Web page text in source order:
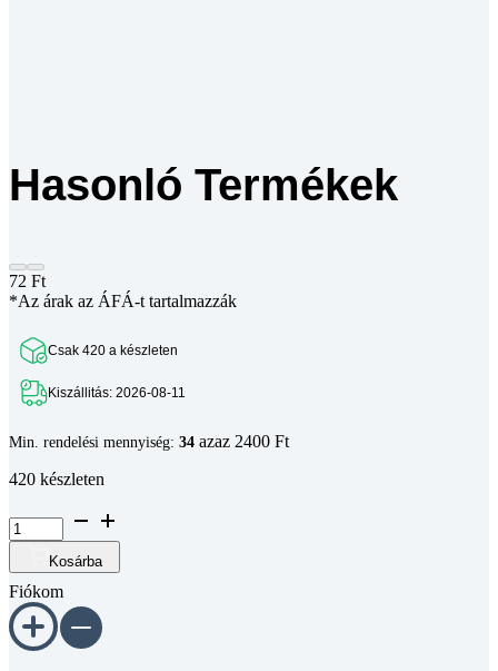
Hasonló Termékek
72 Ft
*Az árak az ÁFÁ-t tartalmazzák
Csak 420 a készleten
Kiszállitás: 2026-08-11
Min. rendelési mennyiség: 34 azaz 2400 Ft
420 készleten
Hatlapfejű
csavar
933
8.8
horganyzott
M6x30
mennyiség
Kosárba
Fiókom